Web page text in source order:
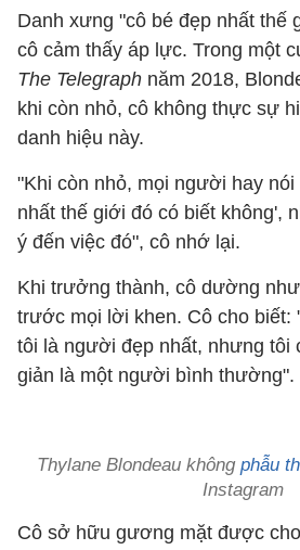
Danh xưng "cô bé đẹp nhất thế
cô cảm thấy áp lực. Trong một
The Telegraph năm 2018,
khi còn nhỏ, cô không thực sự
danh hiệu này.
"Khi còn nhỏ, mọi người hay
nhất thế giới đó có biết không',
ý đến việc đó", cô nhớ lại.
Khi trưởng thành, cô dường
trước mọi lời khen. Cô cho biết:
tôi là người đẹp nhất, nhưng tôi
giản là một người bình thường".
Thylane Blondeau không phẫu
Instagram
Cô sở hữu gương mặt được